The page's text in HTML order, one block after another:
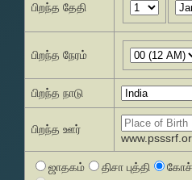
பிறந்த தேதி
பிறந்த நேரம்
பிறந்த நாடு
பிறந்த ஊர்
ஜாதகம் திசா புத்தி